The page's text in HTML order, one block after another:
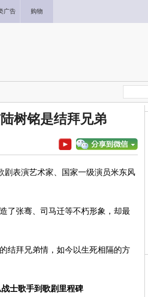
广告 购物
树铭是结拜兄弟
剧表演艺术家、国家一级演员米东风
了张骞、司马迁等不朽形象，却最
结拜兄弟情，如今以生死相隔的方
士歌手到歌剧里程碑